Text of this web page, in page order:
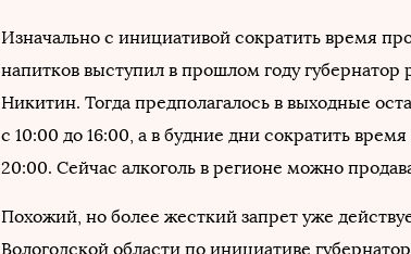
Изначально с инициативой сократить время
напитков выступил в прошлом году губернатор
Никитин. Тогда предполагалось в выходные
с 10:00 до 16:00, а в будние дни сократить
20:00. Сейчас алкоголь в регионе можно
Похожий, но более жесткий запрет уже
Вологодской области по инициативе